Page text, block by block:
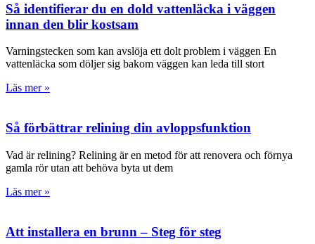
Så identifierar du en dold vattenläcka i väggen
innan den blir kostsam
Varningstecken som kan avslöja ett dolt problem i väggen En
vattenläcka som döljer sig bakom väggen kan leda till stort
Läs mer »
Så förbättrar relining din avloppsfunktion
Vad är relining? Relining är en metod för att renovera och förnya
gamla rör utan att behöva byta ut dem
Läs mer »
Att installera en brunn – Steg för steg